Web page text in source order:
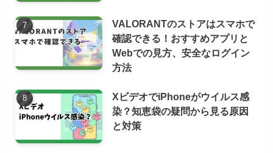
VALORANTのストアはスマホで
確認できる！おすすめアプリと
Webでの見方、安全なログイン
方法
XビデオでiPhoneがウイルス感
染？知恵袋の疑問から見る原因
と対策